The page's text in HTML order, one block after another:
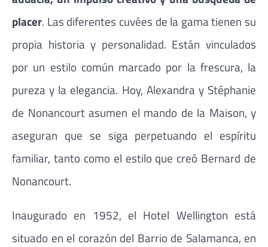
placer. Las diferentes cuvées de la gama tienen su
propia historia y personalidad. Están vinculados
por un estilo común marcado por la frescura, la
pureza y la elegancia. Hoy, Alexandra y Stéphanie
de Nonancourt asumen el mando de la Maison, y
aseguran que se siga perpetuando el espíritu
familiar, tanto como el estilo que creó Bernard de
Nonancourt.
Inaugurado en 1952, el Hotel Wellington está
situado en el corazón del Barrio de Salamanca, en